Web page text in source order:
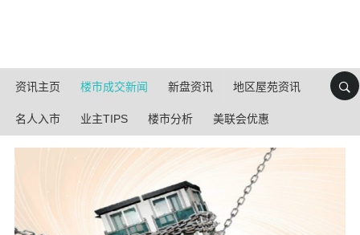
资讯主页 楼市成交新闻 新盘资讯 地区屋苑资讯
名人入市 业主TIPS 楼市分析 美联会优惠